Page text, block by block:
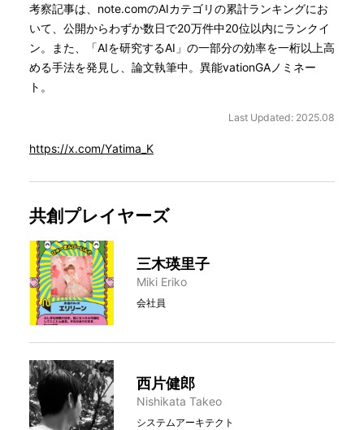
考察記事は、note.comのAIカテゴリの累計ランキングにお
いて、公開からわずか数日で20万件中20位以内にランクイ
ン。また、「AIを研究するAI」の一部分の効率を一桁以上高
める手法を発見し、論文執筆中。異能vationGAノミネー
ト。
Last Updated: 2025.08
https://x.com/Yatima_K
共創プレイヤーズ
三木瑛里子
Miki Eriko
会社員
西片健郎
Nishikata Takeo
システムアーキテクト